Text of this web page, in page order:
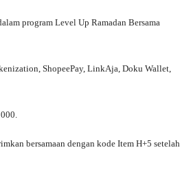
program Level Up Ramadan Bersama
ShopeePay, LinkAja, Doku Wallet,
bersamaan dengan kode Item H+5 setelah